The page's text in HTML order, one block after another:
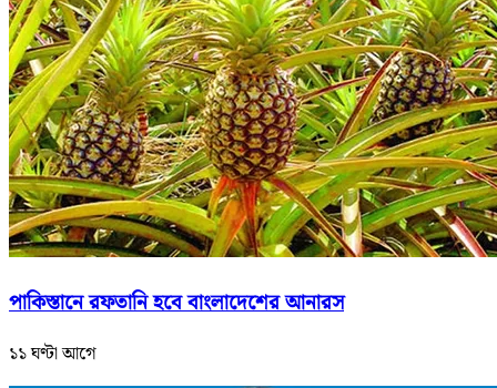
পাকিস্তানে রফতানি হবে বাংলাদেশের আনারস
১১ ঘণ্টা আগে